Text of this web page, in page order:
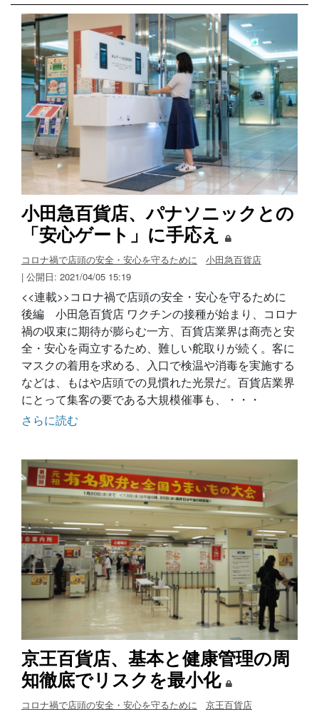
小田急百貨店、パナソニックとの
「安心ゲート」に手応え
コロナ禍で店頭の安全・安心を守るために
小田急百貨店
| 公開日: 2021/04/05 15:19
<<連載>>コロナ禍で店頭の安全・安心を守るために
後編 小田急百貨店 ワクチンの接種が始まり、コロナ
禍の収束に期待が膨らむ一方、百貨店業界は商売と安
全・安心を両立するため、難しい舵取りが続く。客に
マスクの着用を求める、入口で検温や消毒を実施する
などは、もはや店頭での見慣れた光景だ。百貨店業界
にとって集客の要である大規模催事も、・・・
さらに読む
京王百貨店、基本と健康管理の周
知徹底でリスクを最小化
コロナ禍で店頭の安全・安心を守るために
京王百貨店